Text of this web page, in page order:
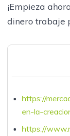
¡Empieza
dinero trabaje
https://
en-la-
https://